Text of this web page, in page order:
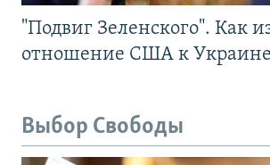
"Подвиг Зеленского". Как
отношение США к Украине
Выбор Свободы